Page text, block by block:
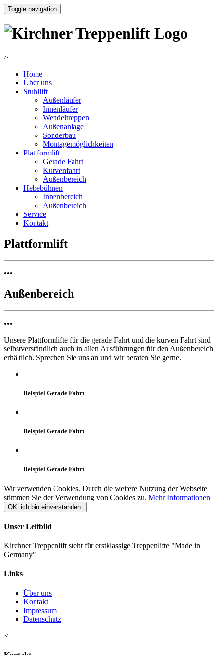
Toggle navigation
>
Home
Über uns
Stuhllift
Außenläufer
Innenläufer
Wendeltreppen
Außenanlage
Sonderbau
Montagemöglichkeiten
Plattformlift
Gerade Fahrt
Kurvenfahrt
Außenbereich
Hebebühnen
Innenbereich
Außenbereich
Service
Kontakt
Plattformlift
•••
Außenbereich
•••
Unsere Plattformlifte für die gerade Fahrt und die kurven Fahrt sind
selbstverständlich auch in allen Ausführungen für den Außenbereich
erhältlich. Sprechen Sie uns an und wir beraten Sie gerne.
Beispiel Gerade Fahrt
Beispiel Gerade Fahrt
Beispiel Gerade Fahrt
Wir verwenden Cookies. Durch die weitere Nutzung der Webseite
stimmen Sie der Verwendung von Cookies zu. Mehr Informationen
OK, ich bin einverstanden.
Unser Leitbild
Kirchner Treppenlift steht für erstklassige Treppenlifte "Made in
Germany"
Links
Über uns
Kontakt
Impressum
Datenschutz
<